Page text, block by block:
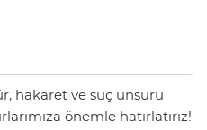
hakaret ve suç unsuru
önemle hatırlatırız!